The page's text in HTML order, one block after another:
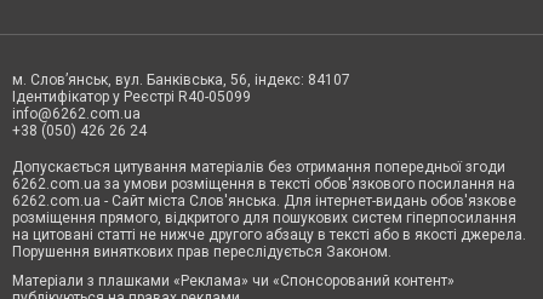
м. Слов’янськ, вул. Банківська, 56, індекс: 84107
Ідентифікатор у Реєстрі R40-05099
info@6262.com.ua
+38 (050) 426 26 24
Допускається цитування матеріалів без отримання попередньої згоди
6262.com.ua за умови розміщення в тексті обов'язкового посилання на
6262.com.ua - Сайт міста Слов'янська. Для інтернет-видань обов'язкове
розміщення прямого, відкритого для пошукових систем гіперпосилання
на цитовані статті не нижче другого абзацу в тексті або в якості джерела.
Порушення виняткових прав переслідується Законом.
Матеріали з плашками «Реклама» чи «Спонсорований контент»